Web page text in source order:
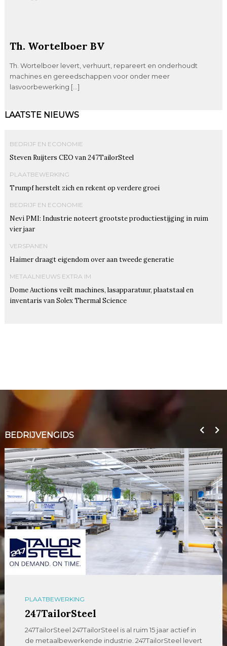
Th. Wortelboer BV
Th. Wortelboer levert, verhuurt, repareert en onderhoudt
machines en gereedschappen voor onder meer
lasvoorbewerking […]
LAATSTE NIEUWS
BEDRIJF EN ECONOMIE
Steven Ruijters CEO van 247TailorSteel
PLAATBEWERKING
Trumpf herstelt zich en rekent op verdere groei
BEDRIJF EN ECONOMIE
Nevi PMI: Industrie noteert grootste productiestijging in ruim
vier jaar
VERSPANEN
Haimer draagt eigendom over aan tweede generatie
METAALNIEUWS EXTRA IM
Dome Auctions veilt machines, lasapparatuur, plaatstaal en
inventaris van Solex Thermal Science
BEDRIJVENGIDS
PLAATBEWERKING
247TailorSteel
247TailorSteel 247TailorSteel is al ruim 15 jaar actief in
de metaalbewerkende industrie. 247TailorSteel levert